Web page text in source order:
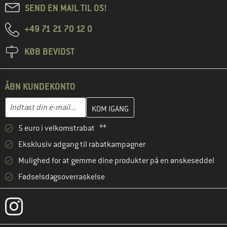
SEND EN MAIL TIL OS!
+49 71 21 70 12 0
KØB BEVIDST
ÅBN KUNDEKONTO
E-mail-adresse
Indtast din e-mailadresse her, og opret i næste trin din
5 euro i velkomstrabat **
Eksklusiv adgang til rabatkampagner
Mulighed for at gemme dine produkter på en ønskeseddel
Fødselsdagsoverraskelse